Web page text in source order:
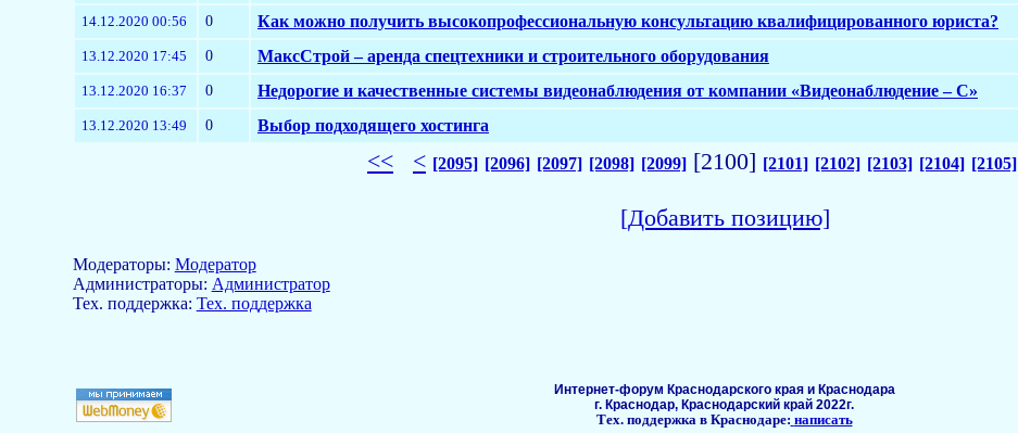
14.12.2020 00:56 0 Как можно получить высокопрофессиональную консультацию квалифицированного юриста?
13.12.2020 17:45 0 МаксСтрой – аренда спецтехники и строительного оборудования
13.12.2020 16:37 0 Недорогие и качественные системы видеонаблюдения от компании «Видеонаблюдение – С»
13.12.2020 13:49 0 Выбор подходящего хостинга
<< < [2095] [2096] [2097] [2098] [2099] [2100] [2101] [2102] [2103] [2104] [2105]
[Добавить позицию]
Модераторы: Модератор
Aдминистраторы: Администратор
Тех. поддержка: Тех. поддержка
Интернет-форум Краснодарского края и Краснодара
г. Краснодар, Краснодарский край 2022г.
Тех. поддержка в Краснодаре: написать